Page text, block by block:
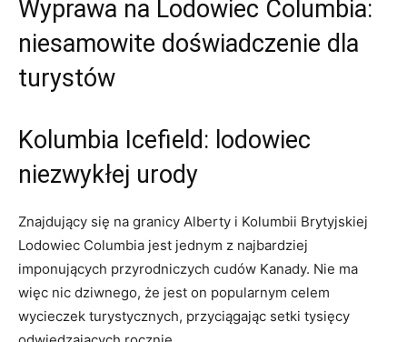
Wyprawa na⁤ Lodowiec Columbia:
niesamowite ‌doświadczenie⁢ dla
turystów
Kolumbia Icefield: lodowiec
niezwykłej urody
Znajdujący się na granicy Alberty i Kolumbii Brytyjskiej
Lodowiec Columbia jest jednym z ​najbardziej
⁣imponujących przyrodniczych cudów Kanady. Nie ma
więc nic ‌dziwnego, że jest on popularnym celem
wycieczek turystycznych, przyciągając setki tysięcy